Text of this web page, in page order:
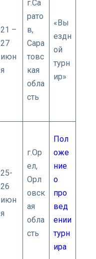
21 –
27
июн
я
г.Са
рато
в,
Сара
товс
кая
обла
сть
«Вы
ездн
ой
турн
ир»
25-
26
июн
я
г.Ор
ел,
Орл
овск
ая
обла
сть
Пол
оже
ние
о
про
вед
ении
турн
ира